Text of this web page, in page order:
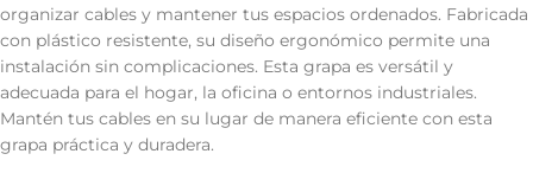
organizar cables y mantener tus espacios ordenados. Fabricada
con plástico resistente, su diseño ergonómico permite una
instalación sin complicaciones. Esta grapa es versátil y
adecuada para el hogar, la oficina o entornos industriales.
Mantén tus cables en su lugar de manera eficiente con esta
grapa práctica y duradera.